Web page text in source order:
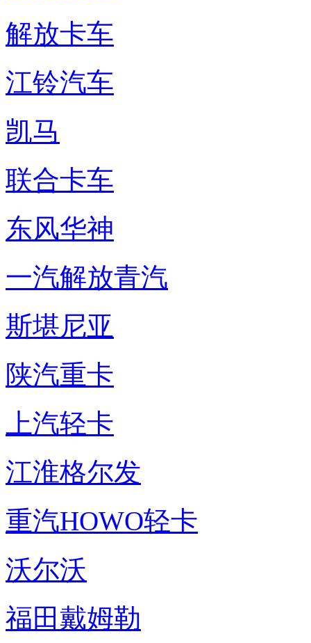
解放卡车
江铃汽车
凯马
联合卡车
东风华神
一汽解放青汽
斯堪尼亚
陕汽重卡
上汽轻卡
江淮格尔发
重汽HOWO轻卡
沃尔沃
福田戴姆勒